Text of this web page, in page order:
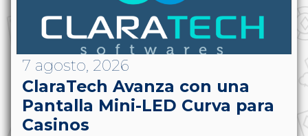
7 agosto, 2026
ClaraTech Avanza con una
Pantalla Mini-LED Curva para
Casinos